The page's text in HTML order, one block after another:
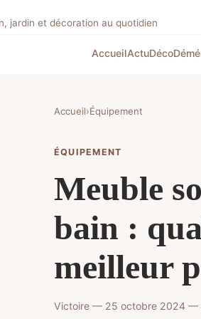
jardin et décoration au quotidien
AccueilActuDéco
Accueil›Équipement
ÉQUIPEMENT
Meuble
bain :
meilleur
Victoire — 25 octobre 2024 —